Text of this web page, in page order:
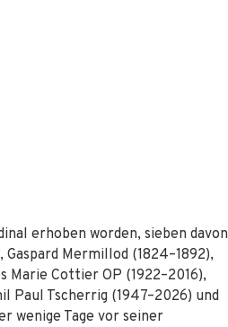
erhoben worden, sieben davon
Mermillod (1824–1892),
Marie Cottier OP (1922–2016),
Paul Tscherrig (1947–2026) und
wenige Tage vor seiner